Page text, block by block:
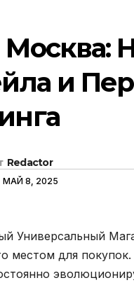
и
Redactor
МАЙ 8, 2025
Универсальный
местом для